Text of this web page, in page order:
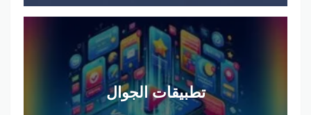
تطبيقات الجوال